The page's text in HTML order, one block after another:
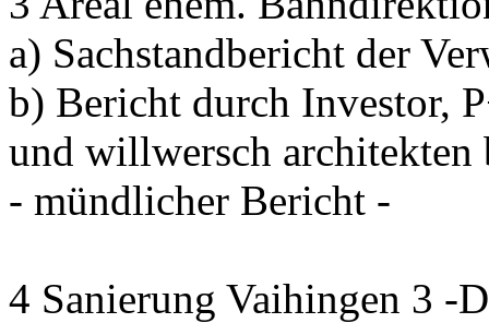
a) Sachstandbericht der
b) Bericht durch Investor,
und willwersch architekten
- mündlicher Bericht -
4 Sanierung Vaihingen 3 -